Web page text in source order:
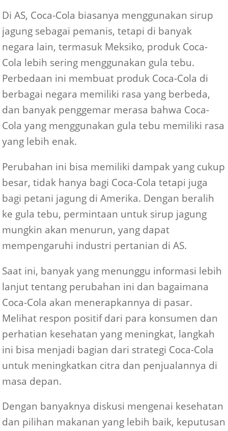
Di AS, Coca-Cola biasanya menggunakan sirup
jagung sebagai pemanis, tetapi di banyak
negara lain, termasuk Meksiko, produk Coca-
Cola lebih sering menggunakan gula tebu.
Perbedaan ini membuat produk Coca-Cola di
berbagai negara memiliki rasa yang berbeda,
dan banyak penggemar merasa bahwa Coca-
Cola yang menggunakan gula tebu memiliki rasa
yang lebih enak.
Perubahan ini bisa memiliki dampak yang cukup
besar, tidak hanya bagi Coca-Cola tetapi juga
bagi petani jagung di Amerika. Dengan beralih
ke gula tebu, permintaan untuk sirup jagung
mungkin akan menurun, yang dapat
mempengaruhi industri pertanian di AS.
Saat ini, banyak yang menunggu informasi lebih
lanjut tentang perubahan ini dan bagaimana
Coca-Cola akan menerapkannya di pasar.
Melihat respon positif dari para konsumen dan
perhatian kesehatan yang meningkat, langkah
ini bisa menjadi bagian dari strategi Coca-Cola
untuk meningkatkan citra dan penjualannya di
masa depan.
Dengan banyaknya diskusi mengenai kesehatan
dan pilihan makanan yang lebih baik, keputusan